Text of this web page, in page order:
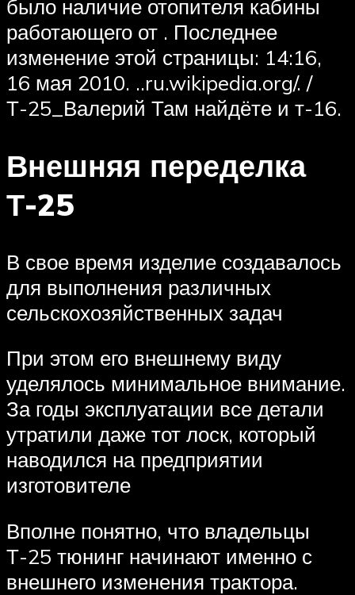
было наличие отопителя кабины
работающего от . Последнее
изменение этой страницы: 14:16,
16 мая 2010. ..ru.wikipedia.org/. /
Т-25_Валерий Там найдёте и т-16.
Внешняя переделка
Т-25
В свое время изделие создавалось
для выполнения различных
сельскохозяйственных задач
При этом его внешнему виду
уделялось минимальное внимание.
За годы эксплуатации все детали
утратили даже тот лоск, который
наводился на предприятии
изготовителе
Вполне понятно, что владельцы
Т-25 тюнинг начинают именно с
внешнего изменения трактора.